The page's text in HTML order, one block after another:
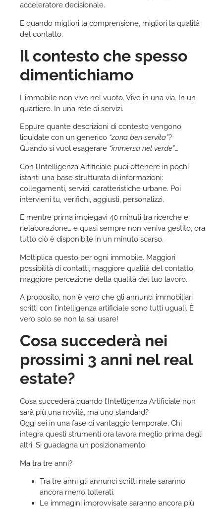
acceleratore decisionale.
E quando migliori la comprensione, migliori la qualità
del contatto.
Il contesto che spesso
dimentichiamo
L’immobile non vive nel vuoto. Vive in una via. In un
quartiere. In una rete di servizi.
Eppure quante descrizioni di contesto vengono
liquidate con un generico “zona ben servita”?
Quando si vuol esagerare “immersa nel verde”…
Con l’Intelligenza Artificiale puoi ottenere in pochi
istanti una base strutturata di informazioni:
collegamenti, servizi, caratteristiche urbane. Poi
intervieni tu, verifichi, aggiusti, personalizzi.
E mentre prima impiegavi 40 minuti tra ricerche e
rielaborazione… e quasi sempre non veniva gestito, ora
tutto ciò è disponibile in un minuto scarso.
Moltiplica questo per ogni immobile. Maggiori
possibilità di contatti, maggiore qualità del contatto,
maggiore percezione della qualità del tuo lavoro.
A proposito, non è vero che gli annunci immobiliari
scritti con l’intelligenza artificiale sono tutti uguali. È
vero solo se non la sai usare!
Cosa succederà nei
prossimi 3 anni nel real
estate?
Cosa succederà quando l’Intelligenza Artificiale non
sarà più una novità, ma uno standard?
Oggi sei in una fase di vantaggio temporale. Chi
integra questi strumenti ora lavora meglio prima degli
altri. Si guadagna un posizionamento.
Ma tra tre anni?
Tra tre anni gli annunci scritti male saranno
ancora meno tollerati.
Le immagini improvvisate saranno ancora più